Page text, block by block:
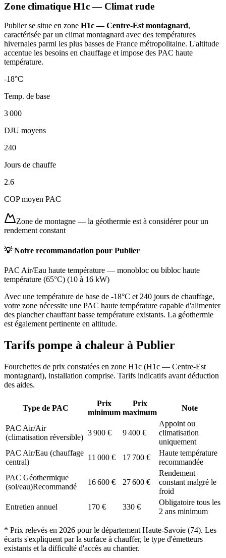
Zone climatique H1c— Climat rude
Publierse situe en zone H1c — Centre-Est montagnard,
caractérisée par un climat montagnard avec des températures
hivernales parmi les plus basses de France métropolitaine. L'altitude
accentue les besoins en chauffage et impose des PAC haute
température.
-18°C
Temp. de base
3 000
DJU moyens
240
Jours de chauffe
2.6
COP moyen PAC
Zone de montagne — la géothermie est à considérer pour un
rendement constant
💡 Notre recommandation pour Publier
PAC Air/Eau haute température — monobloc ou bibloc haute
température (65°C) (10 à 16 kW)
Avec une température de base de -18°C et 240 jours de chauffage,
votre zone nécessite une PAC haute température capable d'alimenter
des plancher chauffant basse température existants. La géothermie
est également pertinente en altitude.
Tarifs pompe à chaleur à Publier
Fourchettes de prix constatées en zone H1c (H1c — Centre-Est
montagnard), installation comprise. Tarifs indicatifs avant déduction
des aides.
Type de PAC
Prix
minimum
Prix
maximum
Note
PAC Air/Air
(climatisation réversible)
3 900 € 9 400 €
Appoint ou
climatisation
uniquement
PAC Air/Eau (chauffage
central)
11 000 € 17 700 €
Haute température
recommandée
PAC Géothermique
(sol/eau)Recommandé
16 600 € 27 600 €
Rendement
constant malgré le
froid
Entretien annuel
170 € 330 €
Obligatoire tous les
2 ans minimum
* Prix relevés en 2026 pour le département Haute-Savoie (74). Les
écarts s'expliquent par la surface à chauffer, le type d'émetteurs
existants et la difficulté d'accès au chantier.